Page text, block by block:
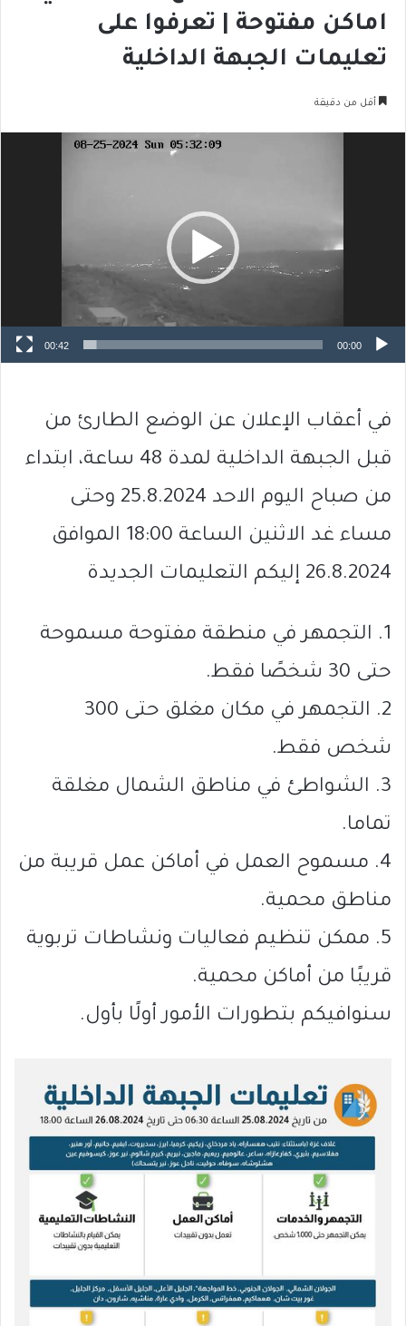
اماكن مفتوحة | تعرفوا على
تعليمات الجبهة الداخلية
أقل من دقيقة
00:00
00:42
في أعقاب الإعلان عن الوضع الطارئ من
قبل الجبهة الداخلية لمدة 48 ساعة، ابتداء
من صباح اليوم الاحد 25.8.2024 وحتى
مساء غد الاثنين الساعة 18:00 الموافق
26.8.2024 إليكم التعليمات الجديدة
1. التجمهر في منطقة مفتوحة مسموحة
حتى 30 شخصًا فقط.
2. التجمهر في مكان مغلق حتى 300
شخص فقط.
3. الشواطئ في مناطق الشمال مغلقة
تماما.
4. مسموح العمل في أماكن عمل قريبة من
مناطق محمية.
5. ممكن تنظيم فعاليات ونشاطات تربوية
قريبًا من أماكن محمية.
سنوافيكم بتطورات الأمور أولًا بأول.